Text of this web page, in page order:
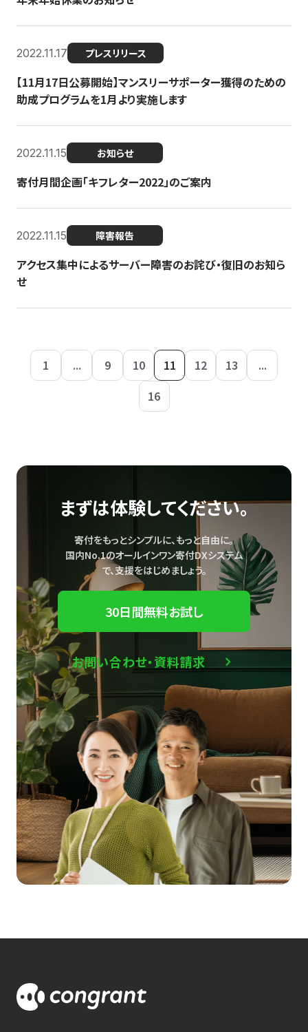
2022.11.17 プレスリリース
【11月17日公募開始】マンスリーサポーター獲得のための
助成プログラムを1月より実施します
2022.11.15 お知らせ
寄付月間企画「キフレター2022」のご案内
2022.11.15 障害報告
アクセス集中によるサーバー障害のお詫び・復旧のお知ら
せ
1 ... 9 10 11 12 13
...
16
まずは体験してください。
寄付をもっとシンプルに、もっと自由に。
国内No.1のオールインワン寄付DXシステム
で、支援をはじめましょう。
30日間無料お試し
お問い合わせ・資料請求